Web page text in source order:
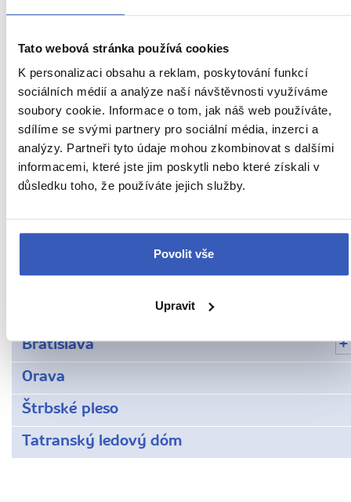
Tato webová stránka používá cookies
K personalizaci obsahu a reklam, poskytování funkcí
sociálních médií a analýze naší návštěvnosti využíváme
soubory cookie. Informace o tom, jak náš web používáte,
sdílíme se svými partnery pro sociální média, inzerci a
analýzy. Partneři tyto údaje mohou zkombinovat s dalšími
informacemi, které jste jim poskytli nebo které získali v
důsledku toho, že používáte jejich služby.
Povolit vše
Upravit
30941 přečtení
Další cestovatelská inspirace
URL
stránky:
www.radynacestu.cz/magazin/tatransky-
Slovensko
Víte, že...
Inspirace
Nepropásněte
Bratislava
Orava
Štrbské pleso
Tatranský ledový dóm